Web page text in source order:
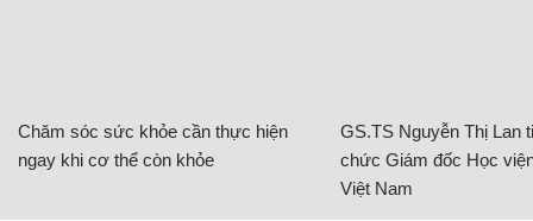
Chăm sóc sức khỏe cần thực hiện
ngay khi cơ thể còn khỏe
GS.TS Nguyễn Thị Lan
chức Giám đốc Học
Việt Nam